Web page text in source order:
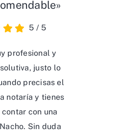
5 / 5
profesional y
justo lo
precisas el
notaría y tienes
con una
Sin duda